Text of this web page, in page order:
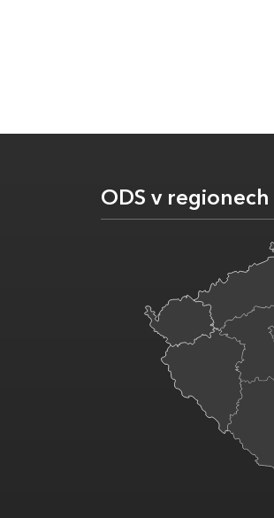
ODS v regionech